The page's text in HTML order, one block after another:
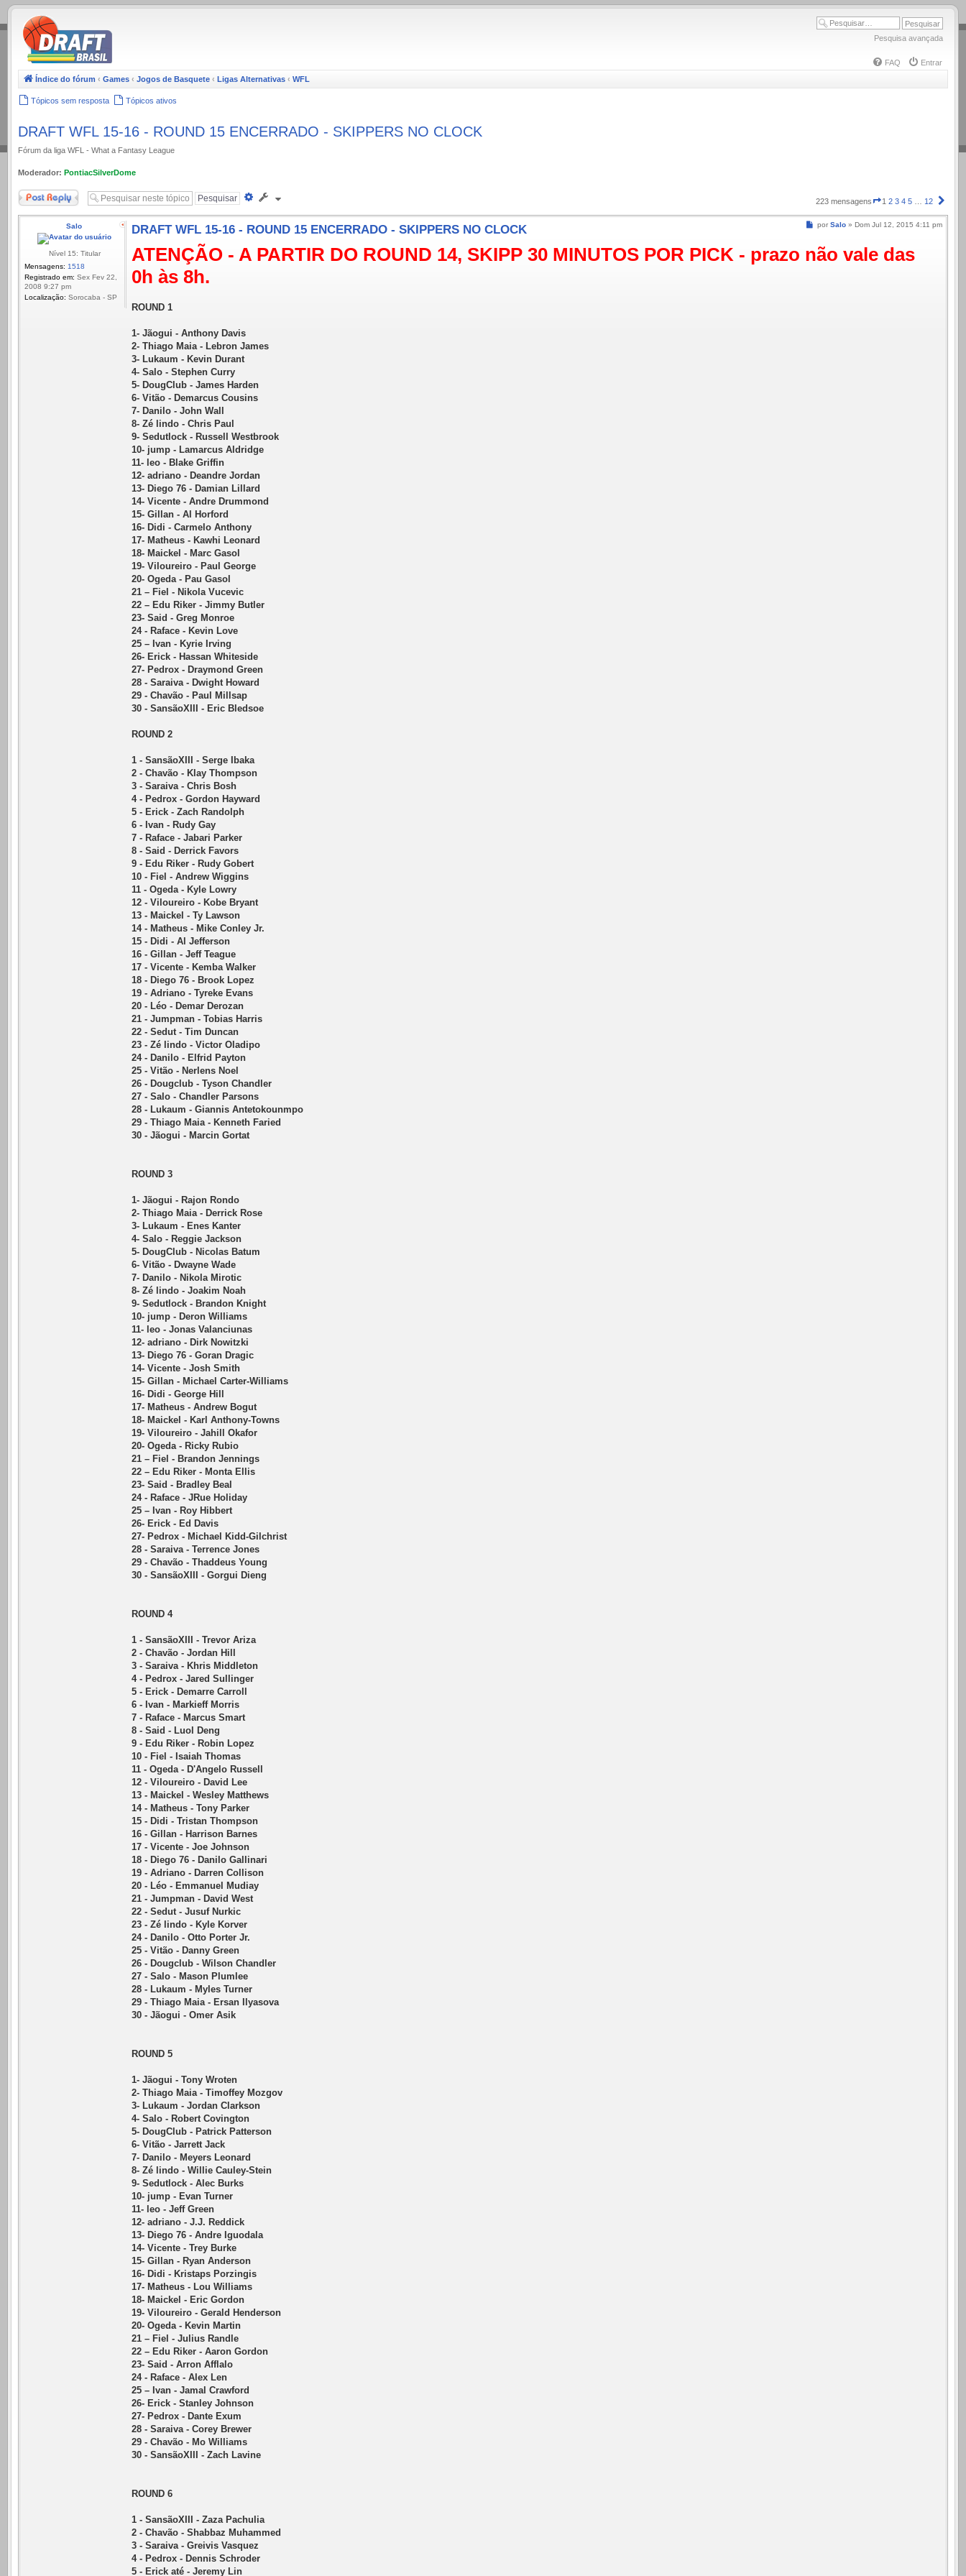
.
Pesquisa avançada
FAQ
Entrar
Índice do fórum ‹ Games ‹ Jogos de Basquete ‹ Ligas Alternativas ‹ WFL
Tópicos sem resposta Tópicos ativos
DRAFT WFL 15-16 - ROUND 15 ENCERRADO - SKIPPERS NO CLOCK
Fórum da liga WFL - What a Fantasy League
Moderador: PontiacSilverDome
Responder
Pesquisa
223 mensagens Página
de
1 2 3 4 5 12
Salo
Nível 15: Titular
Mensagens: 1518
Registrado em: Sex Fev 22,
2008 9:27 pm
Localização: Sorocaba - SP
Mensagem
por Salo » Dom Jul 12, 2015 4:11 pm
DRAFT WFL 15-16 - ROUND 15 ENCERRADO - SKIPPERS NO CLOCK
ATENÇÃO - A PARTIR DO ROUND 14, SKIPP 30 MINUTOS POR PICK - prazo não vale das
0h às 8h.
ROUND 1
1- Jãogui - Anthony Davis
2- Thiago Maia - Lebron James
3- Lukaum - Kevin Durant
4- Salo - Stephen Curry
5- DougClub - James Harden
6- Vitão - Demarcus Cousins
7- Danilo - John Wall
8- Zé lindo - Chris Paul
9- Sedutlock - Russell Westbrook
10- jump - Lamarcus Aldridge
11- leo - Blake Griffin
12- adriano - Deandre Jordan
13- Diego 76 - Damian Lillard
14- Vicente - Andre Drummond
15- Gillan - Al Horford
16- Didi - Carmelo Anthony
17- Matheus - Kawhi Leonard
18- Maickel - Marc Gasol
19- Viloureiro - Paul George
20- Ogeda - Pau Gasol
21 – Fiel - Nikola Vucevic
22 – Edu Riker - Jimmy Butler
23- Said - Greg Monroe
24 - Raface - Kevin Love
25 – Ivan - Kyrie Irving
26- Erick - Hassan Whiteside
27- Pedrox - Draymond Green
28 - Saraiva - Dwight Howard
29 - Chavão - Paul Millsap
30 - SansãoXIII - Eric Bledsoe
ROUND 2
1 - SansãoXIII - Serge Ibaka
2 - Chavão - Klay Thompson
3 - Saraiva - Chris Bosh
4 - Pedrox - Gordon Hayward
5 - Erick - Zach Randolph
6 - Ivan - Rudy Gay
7 - Raface - Jabari Parker
8 - Said - Derrick Favors
9 - Edu Riker - Rudy Gobert
10 - Fiel - Andrew Wiggins
11 - Ogeda - Kyle Lowry
12 - Viloureiro - Kobe Bryant
13 - Maickel - Ty Lawson
14 - Matheus - Mike Conley Jr.
15 - Didi - Al Jefferson
16 - Gillan - Jeff Teague
17 - Vicente - Kemba Walker
18 - Diego 76 - Brook Lopez
19 - Adriano - Tyreke Evans
20 - Léo - Demar Derozan
21 - Jumpman - Tobias Harris
22 - Sedut - Tim Duncan
23 - Zé lindo - Victor Oladipo
24 - Danilo - Elfrid Payton
25 - Vitão - Nerlens Noel
26 - Dougclub - Tyson Chandler
27 - Salo - Chandler Parsons
28 - Lukaum - Giannis Antetokounmpo
29 - Thiago Maia - Kenneth Faried
30 - Jãogui - Marcin Gortat
ROUND 3
1- Jãogui - Rajon Rondo
2- Thiago Maia - Derrick Rose
3- Lukaum - Enes Kanter
4- Salo - Reggie Jackson
5- DougClub - Nicolas Batum
6- Vitão - Dwayne Wade
7- Danilo - Nikola Mirotic
8- Zé lindo - Joakim Noah
9- Sedutlock - Brandon Knight
10- jump - Deron Williams
11- leo - Jonas Valanciunas
12- adriano - Dirk Nowitzki
13- Diego 76 - Goran Dragic
14- Vicente - Josh Smith
15- Gillan - Michael Carter-Williams
16- Didi - George Hill
17- Matheus - Andrew Bogut
18- Maickel - Karl Anthony-Towns
19- Viloureiro - Jahill Okafor
20- Ogeda - Ricky Rubio
21 – Fiel - Brandon Jennings
22 – Edu Riker - Monta Ellis
23- Said - Bradley Beal
24 - Raface - JRue Holiday
25 – Ivan - Roy Hibbert
26- Erick - Ed Davis
27- Pedrox - Michael Kidd-Gilchrist
28 - Saraiva - Terrence Jones
29 - Chavão - Thaddeus Young
30 - SansãoXIII - Gorgui Dieng
ROUND 4
1 - SansãoXIII - Trevor Ariza
2 - Chavão - Jordan Hill
3 - Saraiva - Khris Middleton
4 - Pedrox - Jared Sullinger
5 - Erick - Demarre Carroll
6 - Ivan - Markieff Morris
7 - Raface - Marcus Smart
8 - Said - Luol Deng
9 - Edu Riker - Robin Lopez
10 - Fiel - Isaiah Thomas
11 - Ogeda - D'Angelo Russell
12 - Viloureiro - David Lee
13 - Maickel - Wesley Matthews
14 - Matheus - Tony Parker
15 - Didi - Tristan Thompson
16 - Gillan - Harrison Barnes
17 - Vicente - Joe Johnson
18 - Diego 76 - Danilo Gallinari
19 - Adriano - Darren Collison
20 - Léo - Emmanuel Mudiay
21 - Jumpman - David West
22 - Sedut - Jusuf Nurkic
23 - Zé lindo - Kyle Korver
24 - Danilo - Otto Porter Jr.
25 - Vitão - Danny Green
26 - Dougclub - Wilson Chandler
27 - Salo - Mason Plumlee
28 - Lukaum - Myles Turner
29 - Thiago Maia - Ersan Ilyasova
30 - Jãogui - Omer Asik
ROUND 5
1- Jãogui - Tony Wroten
2- Thiago Maia - Timoffey Mozgov
3- Lukaum - Jordan Clarkson
4- Salo - Robert Covington
5- DougClub - Patrick Patterson
6- Vitão - Jarrett Jack
7- Danilo - Meyers Leonard
8- Zé lindo - Willie Cauley-Stein
9- Sedutlock - Alec Burks
10- jump - Evan Turner
11- leo - Jeff Green
12- adriano - J.J. Reddick
13- Diego 76 - Andre Iguodala
14- Vicente - Trey Burke
15- Gillan - Ryan Anderson
16- Didi - Kristaps Porzingis
17- Matheus - Lou Williams
18- Maickel - Eric Gordon
19- Viloureiro - Gerald Henderson
20- Ogeda - Kevin Martin
21 – Fiel - Julius Randle
22 – Edu Riker - Aaron Gordon
23- Said - Arron Afflalo
24 - Raface - Alex Len
25 – Ivan - Jamal Crawford
26- Erick - Stanley Johnson
27- Pedrox - Dante Exum
28 - Saraiva - Corey Brewer
29 - Chavão - Mo Williams
30 - SansãoXIII - Zach Lavine
ROUND 6
1 - SansãoXIII - Zaza Pachulia
2 - Chavão - Shabbaz Muhammed
3 - Saraiva - Greivis Vasquez
4 - Pedrox - Dennis Schroder
5 - Erick até - Jeremy Lin